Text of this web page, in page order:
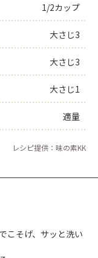
1/2カップ
大さじ3
大さじ3
大さじ1
適量
レシピ提供：味の素KK
こそげ、サッと洗い